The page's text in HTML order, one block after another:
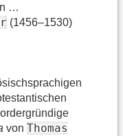
…
(1456–1530)
von Thomas